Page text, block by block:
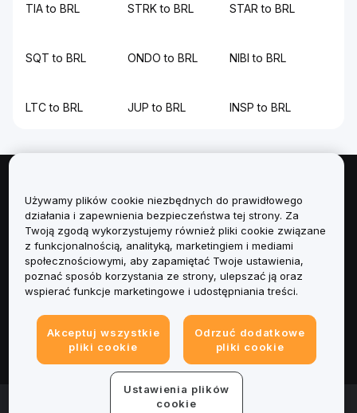
TIA to BRL STRK to BRL STAR to BRL
SQT to BRL ONDO to BRL NIBI to BRL
LTC to BRL JUP to BRL INSP to BRL
Informacje
Usługi
Obsługa Klienta
Informacje prawne
© 2025-2026 Bybit.eu. All rights reserved.
Używamy plików cookie niezbędnych do prawidłowego
działania i zapewnienia bezpieczeństwa tej strony. Za
Twoją zgodą wykorzystujemy również pliki cookie związane
z funkcjonalnością, analityką, marketingiem i mediami
społecznościowymi, aby zapamiętać Twoje ustawienia,
poznać sposób korzystania ze strony, ulepszać ją oraz
wspierać funkcje marketingowe i udostępniania treści.
Akceptuj wszystkie
pliki cookie
Odrzuć dodatkowe
pliki cookie
Ustawienia plików
cookie